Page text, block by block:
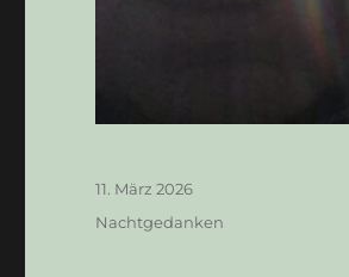
Veröffentlicht
am
11. März 2026
Kategorien
Nachtgedanken